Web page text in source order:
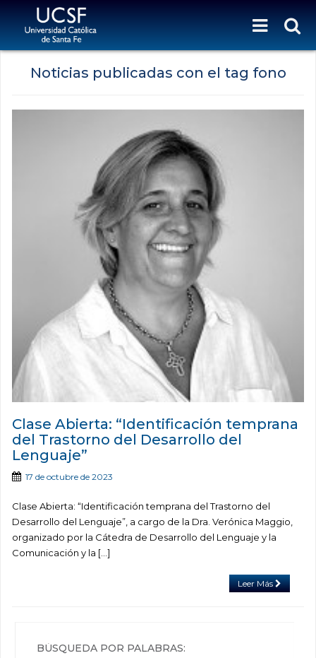
Noticias publicadas con el tag fono
Clase Abierta: “Identificación temprana
del Trastorno del Desarrollo del
Lenguaje”
17 de octubre de 2023
Clase Abierta: “Identificación temprana del Trastorno del
Desarrollo del Lenguaje”, a cargo de la Dra. Verónica Maggio,
organizado por la Cátedra de Desarrollo del Lenguaje y la
Comunicación y la […]
Leer Más
BÚSQUEDA POR PALABRAS: